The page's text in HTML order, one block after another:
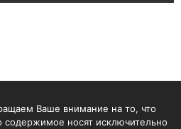
Ваше внимание на то, что
содержимое носят исключительно